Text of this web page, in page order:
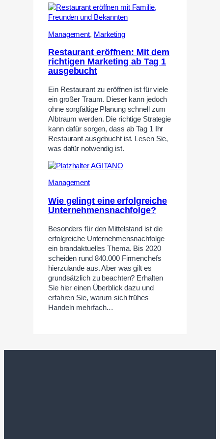
Management, Marketing
Restaurant eröffnen: Mit dem
richtigen Marketing ab Tag 1
ausgebucht
Ein Restaurant zu eröffnen ist für viele
ein großer Traum. Dieser kann jedoch
ohne sorgfältige Planung schnell zum
Albtraum werden. Die richtige Strategie
kann dafür sorgen, dass ab Tag 1 Ihr
Restaurant ausgebucht ist. Lesen Sie,
was dafür notwendig ist.
Management
Wie gelingt eine erfolgreiche
Unternehmensnachfolge?
Besonders für den Mittelstand ist die
erfolgreiche Unternehmensnachfolge
ein brandaktuelles Thema. Bis 2020
scheiden rund 840.000 Firmenchefs
hierzulande aus. Aber was gilt es
grundsätzlich zu beachten? Erhalten
Sie hier einen Überblick dazu und
erfahren Sie, warum sich frühes
Handeln mehrfach…